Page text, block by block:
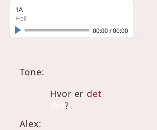
1A
Hei!
00:00/00:00
Tone:
Hvor er
?
det
Alex: